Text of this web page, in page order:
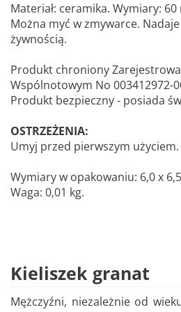
Materiał: ceramika. Wymiary:
Można myć w zmywarce.
żywnością.
Produkt chroniony
Wspólnotowym No 003412972-
Produkt bezpieczny - posiada
OSTRZEŻENIA:
Umyj przed pierwszym użyciem.
Wymiary w opakowaniu: 6,0 x
Waga: 0,01 kg.
Kieliszek granat
Mężczyźni, niezależnie od